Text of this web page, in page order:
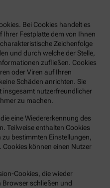
Bei Cookies handelt es
Ihrer Festplatte dem von Ihnen
Zeichenfolge
und durch welche der Stelle,
zufließen. Cookies
oder Viren auf Ihren
Schäden anrichten. Sie
insgesamt nutzerfreundlicher
zu machen.
eine Wiedererkennung des
Teilweise enthalten Cookies
bestimmten Einstellungen,
können einen Nutzer
Cookies, die wieder
Browser schließen und